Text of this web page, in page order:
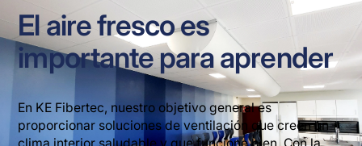
El aire fresco es
importante para aprender
En KE Fibertec, nuestro objetivo general es
proporcionar soluciones de ventilación que creen un